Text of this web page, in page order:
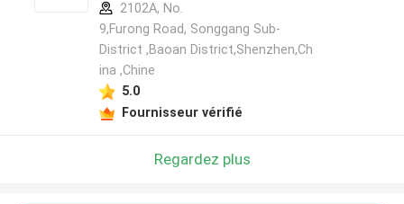
2102A, No.
9,Furong Road, Songgang Sub-
District ,Baoan District,Shenzhen,Ch
ina ,Chine
5.0
Fournisseur vérifié
Regardez plus